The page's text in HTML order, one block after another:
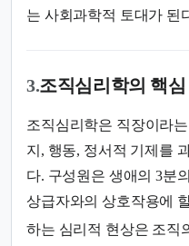
는 사회과학적 토대가 된
3.조직심리학의 핵심
조직심리학은 직장이라
지, 행동, 정서적 기제를
다. 구성원은 생애의 3분
상급자와의 상호작용에
하는 심리적 현상은 조직